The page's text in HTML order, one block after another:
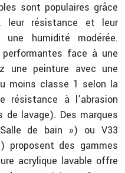
sont populaires grâce
leur résistance et leur
humidité modérée.
face à une
une peinture avec une
moins classe 1 selon la
résistance à l’abrasion
lavage). Des marques
de bain ») ou V33
proposent des gammes
acrylique lavable offre